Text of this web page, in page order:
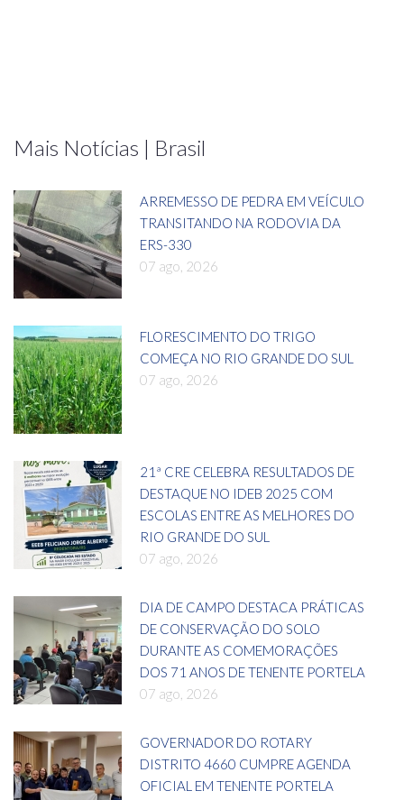
Mais Notícias | Brasil
ARREMESSO DE PEDRA EM VEÍCULO
TRANSITANDO NA RODOVIA DA
ERS-330
07 ago, 2026
FLORESCIMENTO DO TRIGO
COMEÇA NO RIO GRANDE DO SUL
07 ago, 2026
21ª CRE CELEBRA RESULTADOS DE
DESTAQUE NO IDEB 2025 COM
ESCOLAS ENTRE AS MELHORES DO
RIO GRANDE DO SUL
07 ago, 2026
DIA DE CAMPO DESTACA PRÁTICAS
DE CONSERVAÇÃO DO SOLO
DURANTE AS COMEMORAÇÕES
DOS 71 ANOS DE TENENTE PORTELA
07 ago, 2026
GOVERNADOR DO ROTARY
DISTRITO 4660 CUMPRE AGENDA
OFICIAL EM TENENTE PORTELA